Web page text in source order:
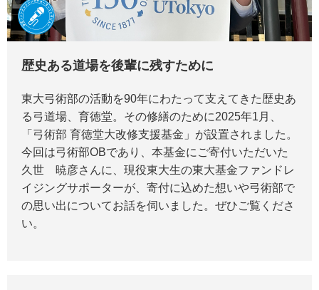
歴史ある道場を後輩に残すために
東大弓術部の活動を90年にわたって支えてきた歴史あ
る弓道場、育徳堂。その修繕のために2025年1月、
「弓術部 育徳堂大改修支援基金」が設置されました。
今回は弓術部OBであり、本基金にご寄付いただいた
久世 暁彦さんに、現役東大生の東大基金ファンドレ
イジングサポーターが、寄付に込めた想いや弓術部で
の思い出についてお話を伺いました。ぜひご覧くださ
い。